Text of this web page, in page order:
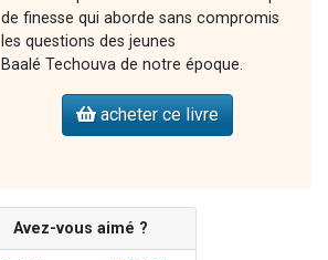
de finesse qui aborde sans compromis
les questions des jeunes
Baalé Techouva de notre époque.
acheter ce livre
Avez-vous aimé ?